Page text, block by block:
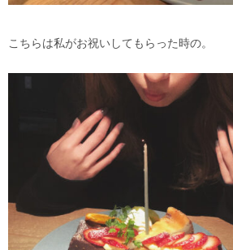
こちらは私がお祝いしてもらった時の。